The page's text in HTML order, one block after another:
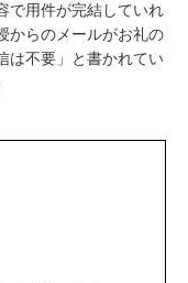
で用件が完結していれ
からのメールがお礼の
は不要」と書かれてい